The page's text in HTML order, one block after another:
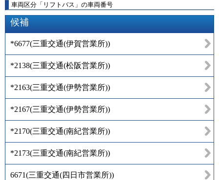
車両区分 「 リフトバス 」 の車両番号
候補
*6677(三重交通(伊賀営業所))
*2138(三重交通(松阪営業所))
*2163(三重交通(伊勢営業所))
*2167(三重交通(伊勢営業所))
*2170(三重交通(南紀営業所))
*2173(三重交通(南紀営業所))
6671(三重交通(四日市営業所))